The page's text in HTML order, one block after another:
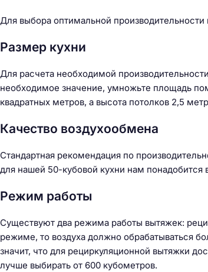
Для выбора оптимальной
Размер кухни
Для расчета необходимой
необходимое значение, умножьте площадь
квадратных метров, а высота потолков 2,5
Качество воздухообмена
Стандартная рекомендация по
для нашей 50-кубовой кухни нам
Режим работы
Существуют два режима работы вытяжек:
режиме, то воздуха должно обрабатываться
значит, что для рециркуляционной вытяжки
лучше выбирать от 600 кубометров.